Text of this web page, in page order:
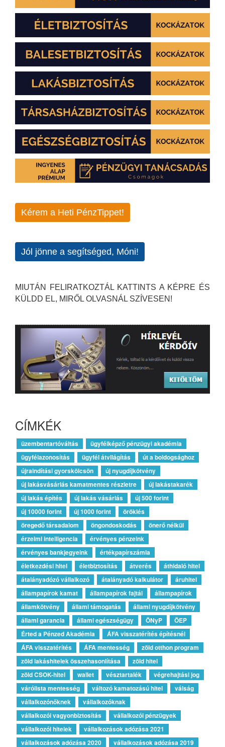
Kérem a Heti PénzTippet!
Jól jönne a segítséged, Móni!
MIUTÁN FELIRATKOZTÁL KATTINTS A KÉPRE ÉS
KÜLDD EL, MIRŐL OLVASNÁL SZÍVESEN!
CÍMKÉK
üzembentartóváltás
ügyfélképző pénzügyi akadémia
ügyfélazonosítás
ügyfél átvilágítás
út a boldogsághoz
újraindítási gyorskölcsön
új nyugdíjkötvény
új lakásvásárlás kamatmentes részletre
új lakástakarék
új lakás építés
új lakás vásárlás
új 500 forint
új 10000 forint
új 1000 forint
öröklés
öregedő társadalom
öngondoskodás
önerő nélkül
érzelmi intelligencia
érvényes pénzeink
érvényes bankjegyeink
értékpapírszámla
életkezdési hitel
életbiztosítás átverés
áthidaló hitel
átalányadózó vállalkozó
átalányadó kalkulátor
áruhitel
állampapírok kamat
állampapírok fajtái
állampapírok
államkötvény
állami támogatás
állami nyugdíjkötvény
állami garancia
állami egészségügy ÖNyP
ÖEP
Érted a Pénzed Akadémia
ÁFA visszatérítés építésnél
ÁFA visszatérítés
ÁFA mentesség
zöld otthon program
zöld lakáshitelek összehasonlítása
zöld hitel
zöld CSOK-hitel
wallet vésztartalék
végrehajtási jog
várólista mentesség
változó kamatozású hitel
válság
vállalkozónőknek
vállalkozóknak
vállalkozói vagyonbiztosítás
vállalkozói pénzügyek
vállalkozói hitelek
vállalkozások adózása 2021
vállalkozások adózása 2020
vállalkozások adózása 2019